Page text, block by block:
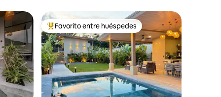
De los mejores en Favorito entre huéspedes
Favorito entre huéspedes